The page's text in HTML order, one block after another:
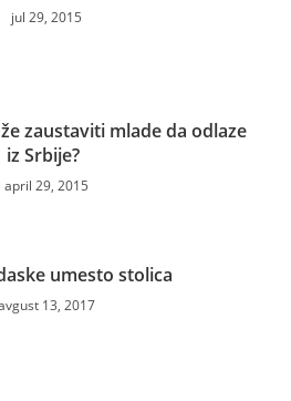
jul 29, 2015
zaustaviti mlade da odlaze
iz Srbije?
april 29, 2015
umesto stolica
13, 2017